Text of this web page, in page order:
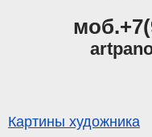
Картины художника